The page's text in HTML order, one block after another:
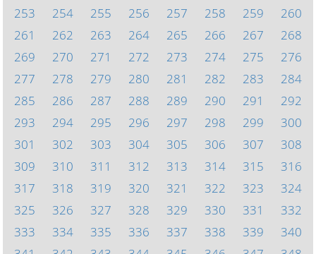
253
254 255 256 257 258 259
260
261
262 263 264 265 266 267
268
269
270 271 272 273 274 275
276
277
278 279 280 281 282 283
284
285
286 287 288 289 290 291
292
293
294 295 296 297 298 299
300
301
302 303 304 305 306 307
308
309
310 311 312 313 314 315
316
317
318 319 320 321 322 323
324
325
326 327 328 329 330 331
332
333
334 335 336 337 338 339
340